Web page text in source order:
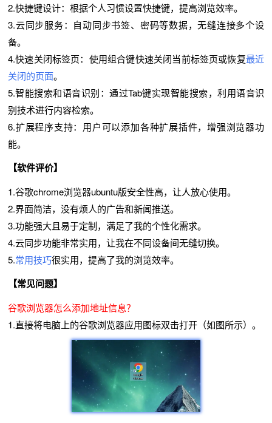
2.快捷键设计：根据个人习惯设置快捷键，提高浏览效率。
3.云同步服务：自动同步书签、密码等数据，无缝连接多个设
备。
4.快速关闭标签页：使用组合键快速关闭当前标签页或恢复最近
关闭的页面。
5.智能搜索和语音识别：通过Tab键实现智能搜索，利用语音识
别技术进行内容检索。
6.扩展程序支持：用户可以添加各种扩展插件，增强浏览器功
能。
【软件评价】
1.谷歌chrome浏览器ubuntu版安全性高，让人放心使用。
2.界面简洁，没有烦人的广告和新闻推送。
3.功能强大且易于定制，满足了我的个性化需求。
4.云同步功能非常实用，让我在不同设备间无缝切换。
5.常用技巧很实用，提高了我的浏览效率。
【常见问题】
谷歌浏览器怎么添加地址信息？
1.直接将电脑上的谷歌浏览器应用图标双击打开（如图所示）。